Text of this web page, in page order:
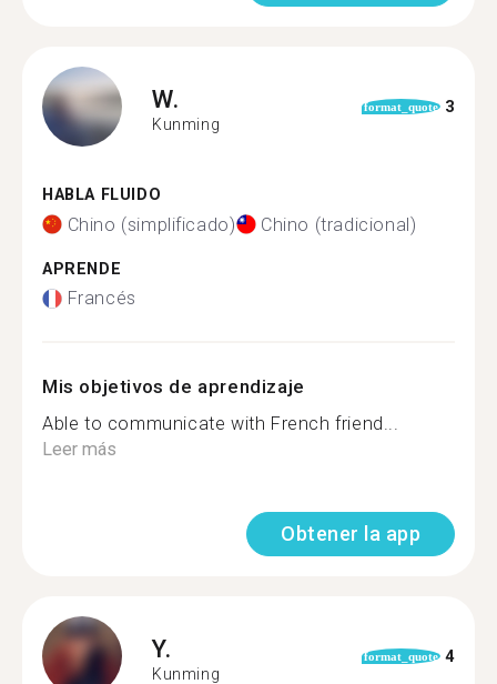
W.
Kunming
format_quote 3
HABLA FLUIDO
Chino (simplificado) Chino (tradicional)
APRENDE
Francés
Mis objetivos de aprendizaje
Able to communicate with French friend...
Leer más
Obtener la app
Y.
Kunming
format_quote 4